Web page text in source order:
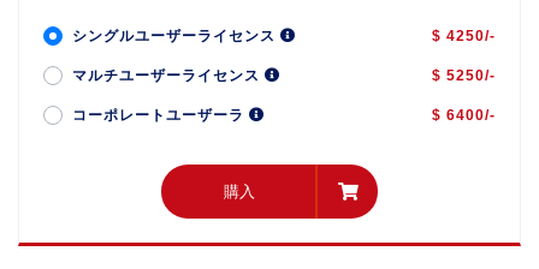
シングルユーザーライセンス $ 4250/-
マルチユーザーライセンス $ 5250/-
コーポレートユーザーラ $ 6400/-
購入